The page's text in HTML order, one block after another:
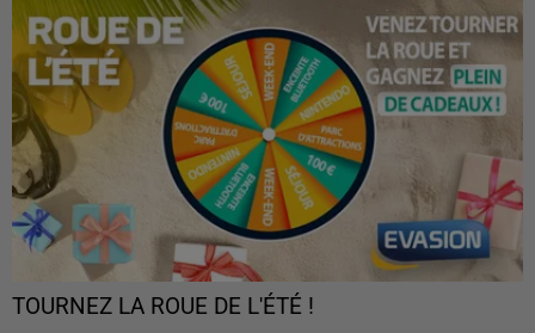
TOURNEZ LA ROUE DE L'ÉTÉ !